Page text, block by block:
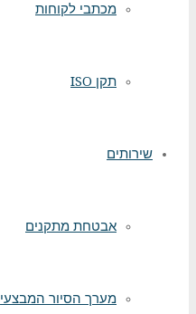
מכתבי לקוחות
תקן ISO
שירותים
אבטחת מתקנים
מערך הסיור המבצעי